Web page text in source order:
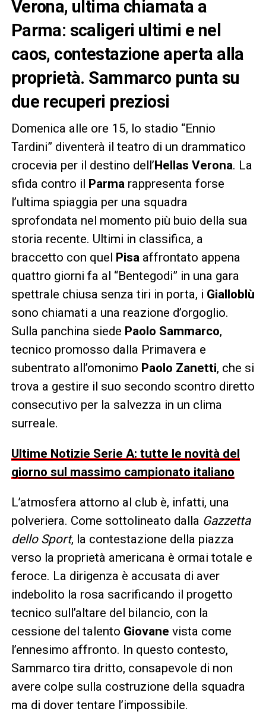
Verona, ultima chiamata a
Parma: scaligeri ultimi e nel
caos, contestazione aperta alla
proprietà. Sammarco punta su
due recuperi preziosi
Domenica alle ore 15, lo stadio “Ennio
Tardini” diventerà il teatro di un drammatico
crocevia per il destino dell’Hellas Verona. La
sfida contro il Parma rappresenta forse
l’ultima spiaggia per una squadra
sprofondata nel momento più buio della sua
storia recente. Ultimi in classifica, a
braccetto con quel Pisa affrontato appena
quattro giorni fa al “Bentegodi” in una gara
spettrale chiusa senza tiri in porta, i Gialloblù
sono chiamati a una reazione d’orgoglio.
Sulla panchina siede Paolo Sammarco,
tecnico promosso dalla Primavera e
subentrato all’omonimo Paolo Zanetti, che si
trova a gestire il suo secondo scontro diretto
consecutivo per la salvezza in un clima
surreale.
Ultime Notizie Serie A: tutte le novità del
giorno sul massimo campionato italiano
L’atmosfera attorno al club è, infatti, una
polveriera. Come sottolineato dalla Gazzetta
dello Sport, la contestazione della piazza
verso la proprietà americana è ormai totale e
feroce. La dirigenza è accusata di aver
indebolito la rosa sacrificando il progetto
tecnico sull’altare del bilancio, con la
cessione del talento Giovane vista come
l’ennesimo affronto. In questo contesto,
Sammarco tira dritto, consapevole di non
avere colpe sulla costruzione della squadra
ma di dover tentare l’impossibile.